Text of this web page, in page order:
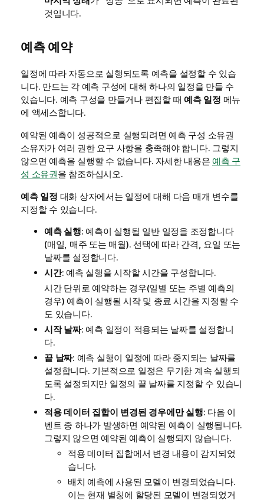
것입니다.
예측 예약
일정에 따라 자동으로 실행되도록 예측을 설정할 수 있습
니다. 만드는 각 예측 구성에 대해 하나의 일정을 만들 수
있습니다. 예측 구성을 만들거나 편집할 때 예측 일정 메뉴
에 액세스합니다.
예약된 예측이 성공적으로 실행되려면 예측 구성 소유권
소유자가 여러 권한 요구 사항을 충족해야 합니다. 그렇지
않으면 예측을 실행할 수 없습니다. 자세한 내용은 예측 구
성 소유권을 참조하십시오.
예측 일정 대화 상자에서는 일정에 대해 다음 매개 변수를
지정할 수 있습니다.
예측 실행: 예측이 실행될 일반 일정을 조정합니다
(매일, 매주 또는 매월). 선택에 따라 간격, 요일 또는
날짜를 설정합니다.
시간: 예측 실행을 시작할 시간을 구성합니다.
시간 단위로 예약하는 경우(일별 또는 주별 예측의
경우) 예측이 실행될 시작 및 종료 시간을 지정할 수
도 있습니다.
시작 날짜: 예측 일정이 적용되는 날짜를 설정합니
다.
끝 날짜: 예측 실행이 일정에 따라 중지되는 날짜를
설정합니다. 기본적으로 일정은 무기한 계속 실행되
도록 설정되지만 일정의 끝 날짜를 지정할 수 있습니
다.
적용 데이터 집합이 변경된 경우에만 실행: 다음 이
벤트 중 하나가 발생하면 예약된 예측이 실행됩니다.
그렇지 않으면 예약된 예측이 실행되지 않습니다.
적용 데이터 집합에서 변경 내용이 감지되었
습니다.
배치 예측에 사용된 모델이 변경되었습니다.
이는 현재 별칭에 할당된 모델이 변경되었거